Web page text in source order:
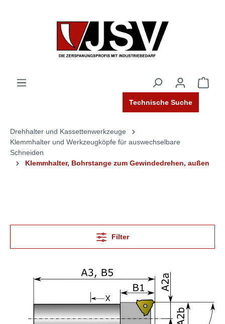
Technische Suche
Drehhalter und Kassettenwerkzeuge
Klemmhalter und Werkzeugköpfe für auswechselbare
Schneiden
Klemmhalter, Bohrstange zum Gewindedrehen, außen
Filter